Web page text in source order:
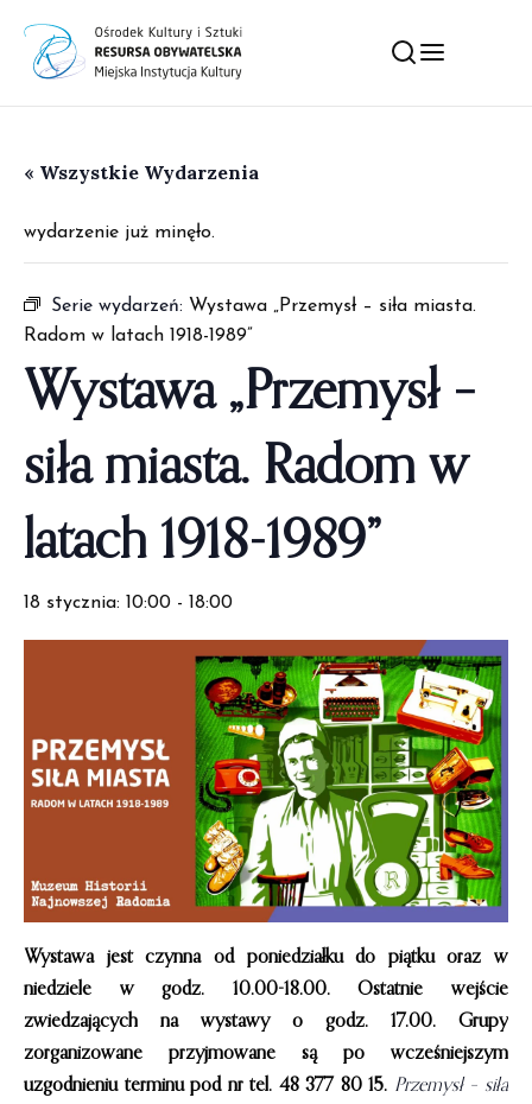
« Wszystkie Wydarzenia
wydarzenie już minęło.
Serie wydarzeń: Wystawa „Przemysł – siła miasta.
Radom w latach 1918-1989”
Wystawa „Przemysł –
siła miasta. Radom w
latach 1918-1989”
18 stycznia: 10:00 - 18:00
Wystawa jest czynna od poniedziałku do piątku oraz w
niedziele w godz. 10.00-18.00. Ostatnie wejście
zwiedzających na wystawy o godz. 17.00. Grupy
zorganizowane przyjmowane są po wcześniejszym
uzgodnieniu terminu pod nr tel. 48 377 80 15. Przemysł – siła